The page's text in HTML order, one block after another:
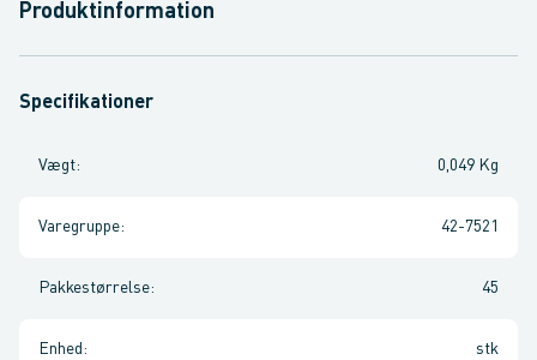
Produktinformation
Specifikationer
Vægt: 0,049 Kg
Varegruppe: 42-7521
Pakkestørrelse: 45
Enhed : stk